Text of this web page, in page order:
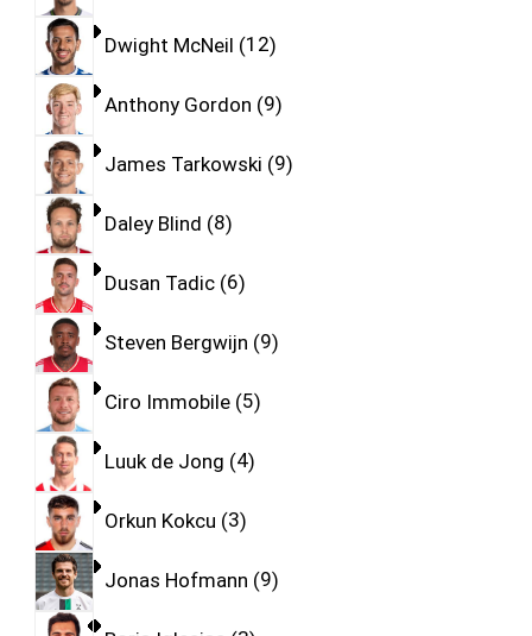
Dwight McNeil 12
Anthony Gordon 9
James Tarkowski 9
Daley Blind 8
Dusan Tadic 6
Steven Bergwijn 9
Ciro Immobile 5
Luuk de Jong 4
Orkun Kokcu 3
Jonas Hofmann 9